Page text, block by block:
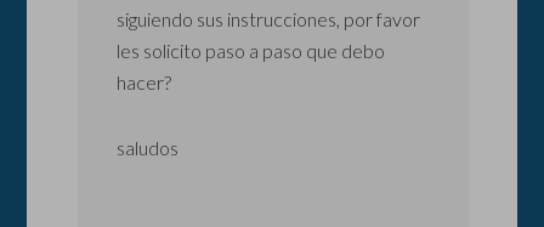
siguiendo sus instrucciones, por favor
les solicito paso a paso que debo
hacer?
saludos